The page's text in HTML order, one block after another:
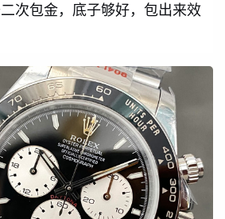
次包金，底子够好，包出来效